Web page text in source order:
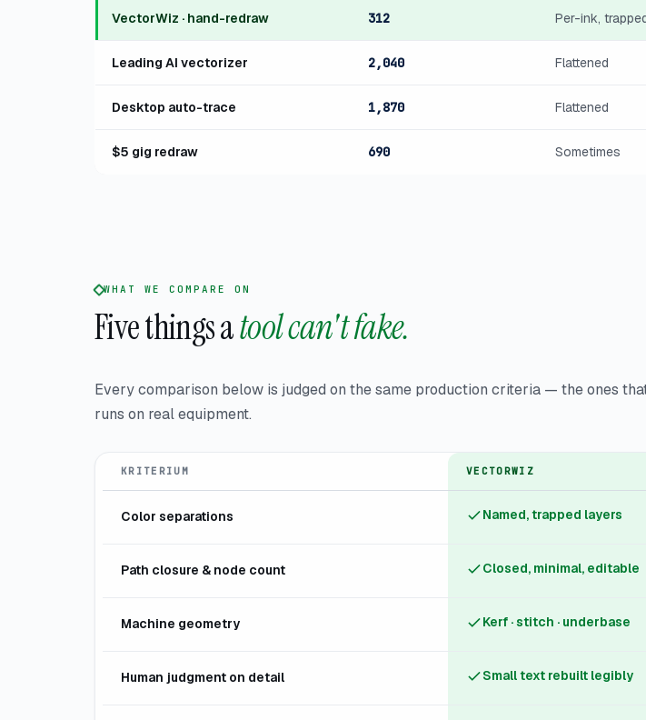
VectorWiz · hand-redraw 312 Per-ink,
Leading AI vectorizer 2,040 Flattened
Desktop auto-trace 1,870 Flattened
$5 gig redraw 690 Sometimes
WHAT WE COMPARE ON
Five things atool can't fake.
Every comparison below is judged on the same production criteria — the ones
runs on real equipment.
KRITERIUM VECTORWIZ
Color separations Named, trapped layers
Path closure & node count Closed, minimal, editable
Machine geometry Kerf · stitch · underbase
Human judgment on detail Small text rebuilt legibly